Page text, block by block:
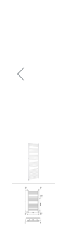
Bildergalerie